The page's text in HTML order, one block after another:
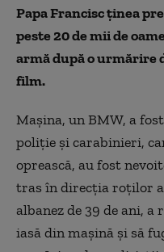
Papa Francisc ținea
peste 20 de mii de
armă după o urmărire
film.
Mașina, un BMW, a
poliție și carabinieri,
oprească, au fost
tras în direcția roților
albanez de 39 de ani,
iasă din mașină și să